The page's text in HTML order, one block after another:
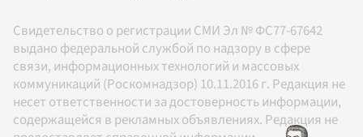
Свидетельство о регистрации СМИ Эл № ФС77-67642
выдано федеральной службой по надзору в сфере
связи, информационных технологий и массовых
коммуникаций (Роскомнадзор) 10.11.2016 г. Редакция не
несет ответственности за достоверность информации,
содержащейся в рекламных объявлениях. Редакция не